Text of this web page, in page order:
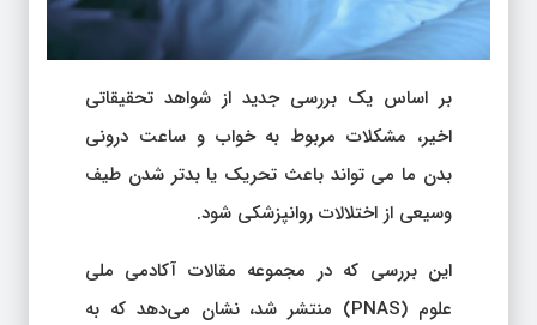
بر اساس یک بررسی جدید از شواهد تحقیقاتی
اخیر، مشکلات مربوط به خواب و ساعت درونی
بدن ما می تواند باعث تحریک یا بدتر شدن طیف
وسیعی از اختلالات روانپزشکی شود.
این بررسی که در مجموعه مقالات آکادمی ملی
علوم (PNAS) منتشر شد، نشان می‌دهد که به